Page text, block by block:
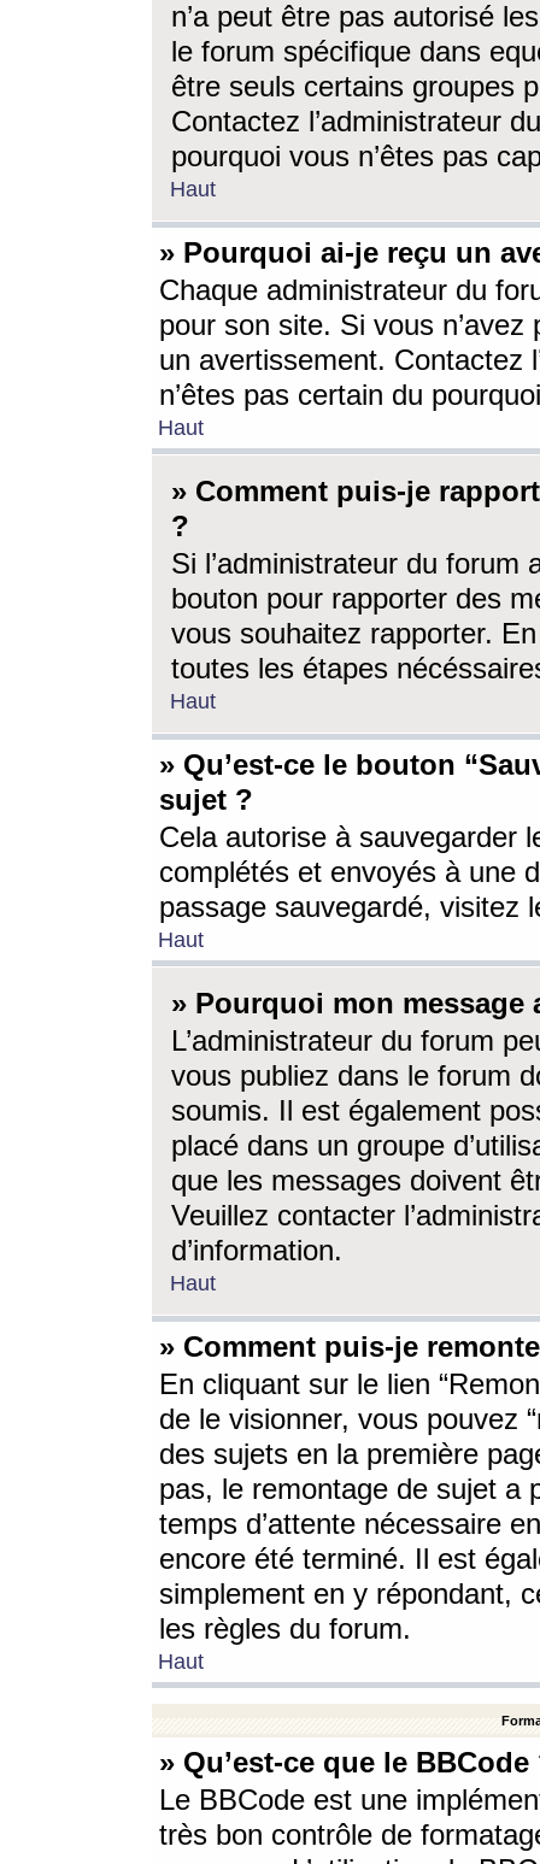
n’a peut être pas autorisé
le forum spécifique dans
être seuls certains groupes
Contactez l’administrateur
pourquoi vous n’êtes pas
Haut
» Pourquoi ai-je reçu un
Chaque administrateur du
pour son site. Si vous
un avertissement. Contactez
n’êtes pas certain du
Haut
» Comment puis-je
?
Si l’administrateur du forum
bouton pour rapporter des
vous souhaitez rapporter.
toutes les étapes
Haut
» Qu’est-ce le bouton
sujet ?
Cela autorise à sauvegarder
complétés et envoyés à une
passage sauvegardé, visitez
Haut
» Pourquoi mon message
L’administrateur du forum
vous publiez dans le forum
soumis. Il est également
placé dans un groupe
que les messages doivent
Veuillez contacter
d’information.
Haut
» Comment puis-je
En cliquant sur le lien
de le visionner, vous pouvez
des sujets en la première
pas, le remontage de sujet a
temps d’attente nécessaire
encore été terminé. Il est
simplement en y répondant,
les règles du forum.
Haut
» Qu’est-ce que le BBCode
Le BBCode est une
très bon contrôle de